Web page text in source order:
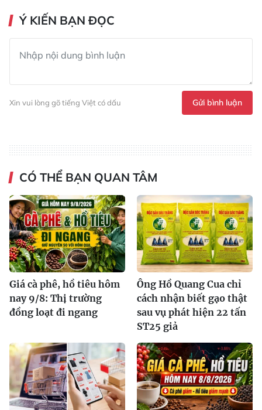
Ý KIẾN BẠN ĐỌC
Xin vui lòng gõ tiếng Việt có dấu Gửi bình luận
CÓ THỂ BẠN QUAN TÂM
Giá cà phê, hồ tiêu hôm
nay 9/8: Thị trường
đồng loạt đi ngang
Ông Hồ Quang Cua chỉ
cách nhận biết gạo thật
sau vụ phát hiện 22 tấn
ST25 giả